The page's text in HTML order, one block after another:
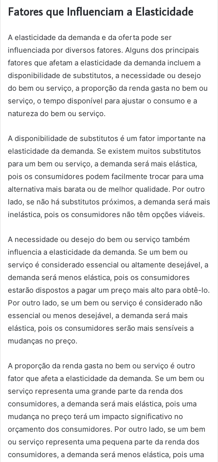
Fatores que Influenciam a Elasticidade
A elasticidade da demanda e da oferta pode ser
influenciada por diversos fatores. Alguns dos principais
fatores que afetam a elasticidade da demanda incluem a
disponibilidade de substitutos, a necessidade ou desejo
do bem ou serviço, a proporção da renda gasta no bem ou
serviço, o tempo disponível para ajustar o consumo e a
natureza do bem ou serviço.
A disponibilidade de substitutos é um fator importante na
elasticidade da demanda. Se existem muitos substitutos
para um bem ou serviço, a demanda será mais elástica,
pois os consumidores podem facilmente trocar para uma
alternativa mais barata ou de melhor qualidade. Por outro
lado, se não há substitutos próximos, a demanda será mais
inelástica, pois os consumidores não têm opções viáveis.
A necessidade ou desejo do bem ou serviço também
influencia a elasticidade da demanda. Se um bem ou
serviço é considerado essencial ou altamente desejável, a
demanda será menos elástica, pois os consumidores
estarão dispostos a pagar um preço mais alto para obtê-lo.
Por outro lado, se um bem ou serviço é considerado não
essencial ou menos desejável, a demanda será mais
elástica, pois os consumidores serão mais sensíveis a
mudanças no preço.
A proporção da renda gasta no bem ou serviço é outro
fator que afeta a elasticidade da demanda. Se um bem ou
serviço representa uma grande parte da renda dos
consumidores, a demanda será mais elástica, pois uma
mudança no preço terá um impacto significativo no
orçamento dos consumidores. Por outro lado, se um bem
ou serviço representa uma pequena parte da renda dos
consumidores, a demanda será menos elástica, pois uma